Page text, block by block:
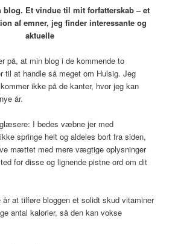
Et vindue til mit forfatterskab – et
af emner, jeg finder interessante og
aktuelle
på, at min blog i de kommende to
til at handle så meget om Hulsig. Jeg
ikke på de kanter, hvor jeg kan
år.
I bedes væbne jer med
springe helt og aldeles bort fra siden,
mættet med mere vægtige oplysninger
for disse og lignende pistne ord om dit
at tilføre bloggen et solidt skud vitaminer
antal kalorier, så den kan vokse